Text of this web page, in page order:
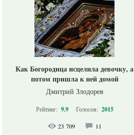
Как Богородица исцелила девочку, а
потом пришла к ней домой
Дмитрий Злодорев
Рейтинг: 9.9 Голосов: 2015
23 709 11